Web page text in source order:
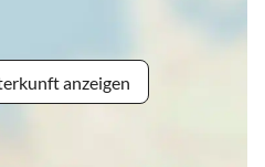
anzeigen